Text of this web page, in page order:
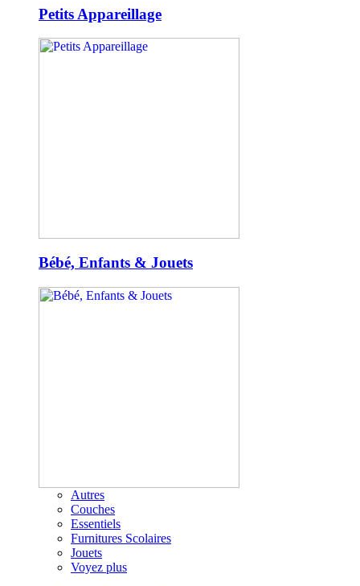
Petits Appareillage
Bébé, Enfants & Jouets
Autres
Couches
Essentiels
Furnitures Scolaires
Jouets
Voyez plus